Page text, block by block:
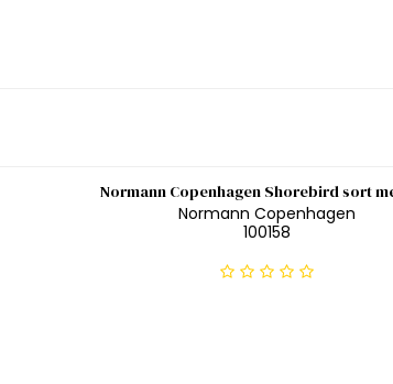
Normann Copenhagen Shorebird sort
Normann Copenhagen
100158